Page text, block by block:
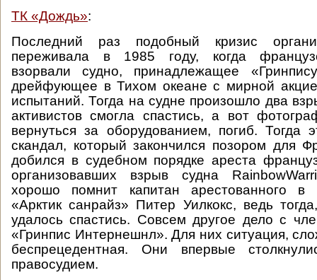
ТК «Дождь»:
Последний раз подобный кризис
переживала в 1985 году, когда
взорвали судно, принадлежащее
дрейфующее в Тихом океане с мирной
испытаний. Тогда на судне произошло два
активистов смогла спастись, а вот
вернуться за оборудованием, погиб. Тогда
скандал, который закончился позором для
добился в судебном порядке ареста
организовавших взрыв судна
хорошо помнит капитан арестованного в
«Арктик санрайз» Питер Уилкокс, ведь
удалось спастись. Совсем другое дело с
«Гринпис Интернешнл». Для них ситуация,
беспрецедентная. Они впервые
правосудием.